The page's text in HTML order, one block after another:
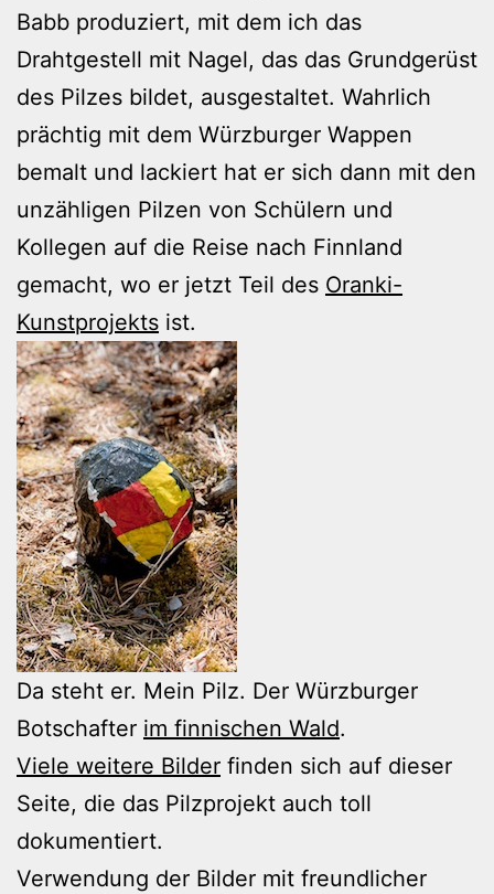
Babb produziert, mit dem ich das
Drahtgestell mit Nagel, das das Grundgerüst
des Pilzes bildet, ausgestaltet. Wahrlich
prächtig mit dem Würzburger Wappen
bemalt und lackiert hat er sich dann mit den
unzähligen Pilzen von Schülern und
Kollegen auf die Reise nach Finnland
gemacht, wo er jetzt Teil des Oranki-
Kunstprojekts ist.
Da steht er. Mein Pilz. Der Würzburger
Botschafter im finnischen Wald.
Viele weitere Bilder finden sich auf dieser
Seite, die das Pilzprojekt auch toll
dokumentiert.
Verwendung der Bilder mit freundlicher